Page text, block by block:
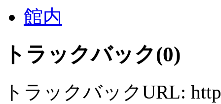
館内
トラックバック(0)
トラックバックURL: